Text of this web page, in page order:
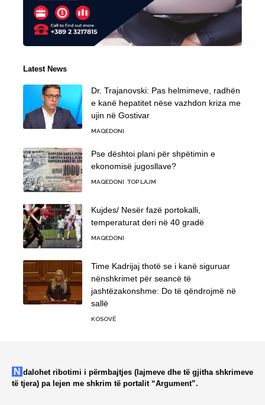
Latest News
Dr. Trajanovski: Pas helmimeve, radhën
e kanë hepatitet nëse vazhdon kriza me
ujin në Gostivar
MAQEDONI
Pse dështoi plani për shpëtimin e
ekonomisë jugosllave?
MAQEDONI TOP LAJM
Kujdes/ Nesër fazë portokalli,
temperaturat deri në 40 gradë
MAQEDONI
Time Kadrijaj thotë se i kanë siguruar
nënshkrimet për seancë të
jashtëzakonshme: Do të qëndrojmë në
sallë
KOSOVË
Ndalohet ribotimi i përmbajtjes (lajmeve dhe të gjitha shkrimeve
të tjera) pa lejen me shkrim të portalit “Argument”.